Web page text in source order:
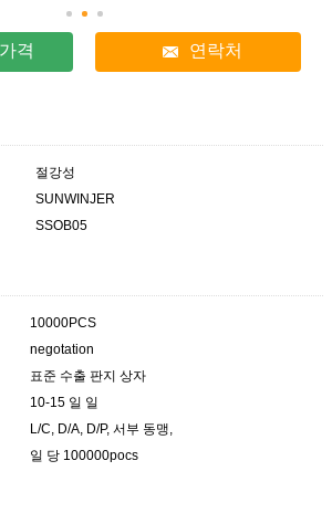
격 연락처
절강성
SUNWINJER
SSOB05
10000PCS
negotation
표준 수출 판지 상자
10-15 일 일
L/C, D/A, D/P, 서부 동맹,
일 당 100000pocs